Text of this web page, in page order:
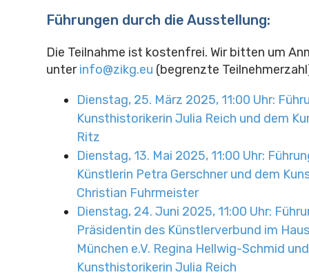
Führungen durch die Ausstellung:
Die Teilnahme ist kostenfrei. Wir bitten um
unter info@zikg.eu (begrenzte
Dienstag, 25. März 2025, 11:00 Uhr:
Kunsthistorikerin Julia Reich und dem
Ritz
Dienstag, 13. Mai 2025, 11:00 Uhr:
Künstlerin Petra Gerschner und dem
Christian Fuhrmeister
Dienstag, 24. Juni 2025, 11:00 Uhr:
Präsidentin des Künstlerverbund im
München e.V. Regina Hellwig-Schmid
Kunsthistorikerin Julia Reich